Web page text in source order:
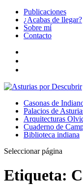
Publicaciones
¿Acabas de llegar?
Sobre mí
Contacto
Casonas de
Palacios de
Arquitecturas
Cuaderno de
Biblioteca indiana
Seleccionar página
Etiqueta: